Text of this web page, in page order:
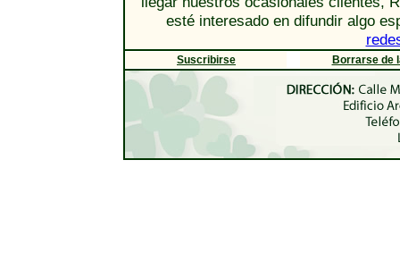
esté interesado en difundir algo
Suscribirse Borrarse de